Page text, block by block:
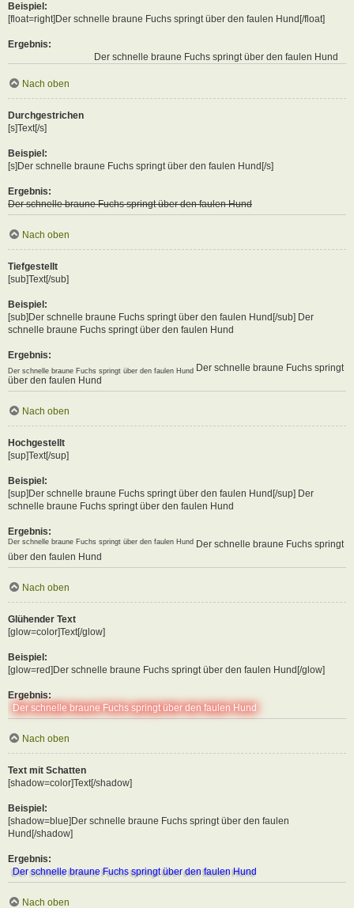
Beispiel:
[float=right]Der schnelle braune Fuchs springt über den faulen Hund[/float]
Ergebnis:
Der schnelle braune Fuchs springt über den faulen Hund
Nach oben
Durchgestrichen
[s]Text[/s]
Beispiel:
[s]Der schnelle braune Fuchs springt über den faulen Hund[/s]
Ergebnis:
Der schnelle braune Fuchs springt über den faulen Hund
Nach oben
Tiefgestellt
[sub]Text[/sub]
Beispiel:
[sub]Der schnelle braune Fuchs springt über den faulen Hund[/sub] Der
schnelle braune Fuchs springt über den faulen Hund
Ergebnis:
Der schnelle braune Fuchs springt über den faulen Hund Der schnelle braune Fuchs springt
über den faulen Hund
Nach oben
Hochgestellt
[sup]Text[/sup]
Beispiel:
[sup]Der schnelle braune Fuchs springt über den faulen Hund[/sup] Der
schnelle braune Fuchs springt über den faulen Hund
Ergebnis:
Der schnelle braune Fuchs springt über den faulen Hund Der schnelle braune Fuchs springt
über den faulen Hund
Nach oben
Glühender Text
[glow=color]Text[/glow]
Beispiel:
[glow=red]Der schnelle braune Fuchs springt über den faulen Hund[/glow]
Ergebnis:
Der schnelle braune Fuchs springt über den faulen Hund
Nach oben
Text mit Schatten
[shadow=color]Text[/shadow]
Beispiel:
[shadow=blue]Der schnelle braune Fuchs springt über den faulen
Hund[/shadow]
Ergebnis:
Der schnelle braune Fuchs springt über den faulen Hund
Nach oben